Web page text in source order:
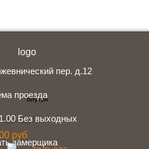
027
руб
пер. д.12
проезда
Без выходных
замерщика